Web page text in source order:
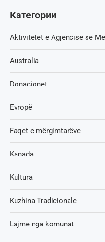
Категории
Aktivitetet e Agjencisë së
Australia
Donacionet
Evropë
Faqet e mërgimtarëve
Kanada
Kultura
Kuzhina Tradicionale
Lajme nga komunat